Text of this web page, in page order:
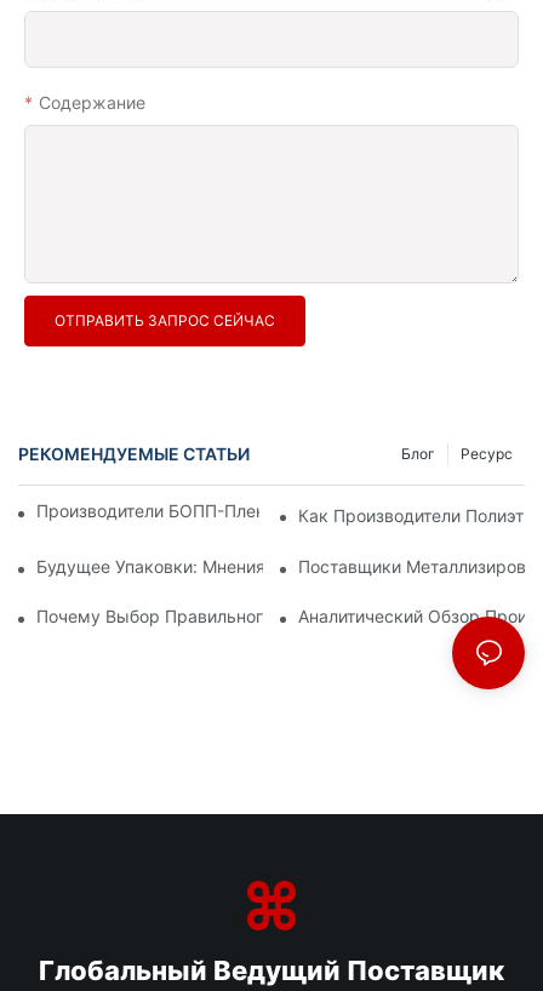
Содержание
ОТПРАВИТЬ ЗАПРОС СЕЙЧАС
РЕКОМЕНДУЕМЫЕ СТАТЬИ Ресурс
Блог
Производители БОПП-Пленки: Основа Гибкой Упаковки
Как Производители
Будущее Упаковки: Мнения Ведущих Производителей
Поставщики
Почему Выбор Правильного Поставщика БОПП-Пленки
Аналитический Обзор
Глобальный Ведущий Поставщик